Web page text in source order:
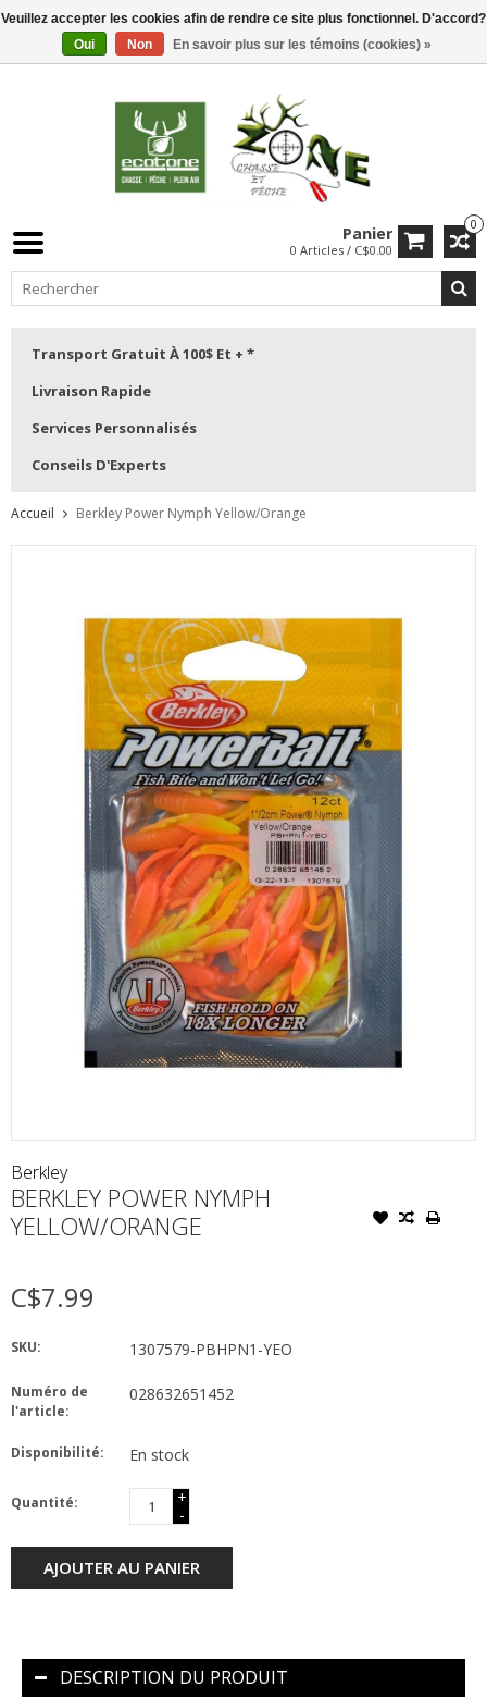
0
Panier
0 Articles / C$0.00
Transport Gratuit À 100$ Et + *
Livraison Rapide
Services Personnalisés
Conseils D'Experts
Accueil Berkley Power Nymph Yellow/Orange
Berkley
BERKLEY POWER NYMPH
YELLOW/ORANGE
C$7.99
SKU: 1307579-PBHPN1-YEO
Numéro de
l'article:
028632651452
Disponibilité: En stock
Quantité:
+
-
AJOUTER AU PANIER
DESCRIPTION DU PRODUIT
Veuillez accepter les cookies afin de rendre ce site plus fonctionnel. D'accord?
Oui
Non En savoir plus sur les témoins (cookies) »